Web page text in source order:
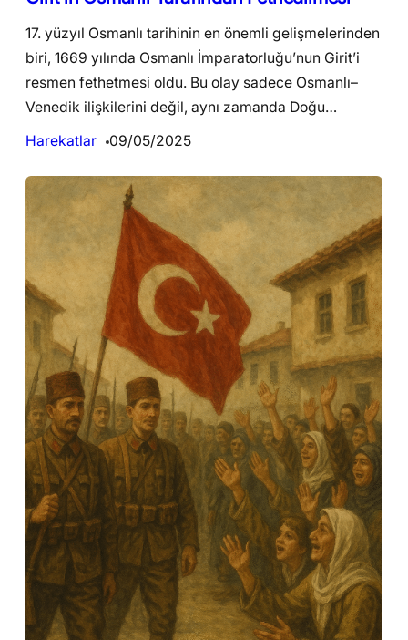
17. yüzyıl Osmanlı tarihinin en önemli gelişmelerinden
biri, 1669 yılında Osmanlı İmparatorluğu’nun Girit’i
resmen fethetmesi oldu. Bu olay sadece Osmanlı–
Venedik ilişkilerini değil, aynı zamanda Doğu…
Harekatlar
09/05/2025